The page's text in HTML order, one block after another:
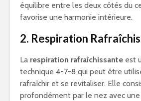
équilibre entre les deux côtés du
favorise une harmonie intérieure.
2. Respiration
La respiration rafraîchissante est
technique 4-7-8 qui peut être
rafraîchir et se revitaliser. Elle
profondément par le nez avec